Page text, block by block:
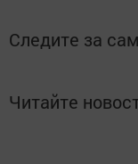
Следите за
Читайте